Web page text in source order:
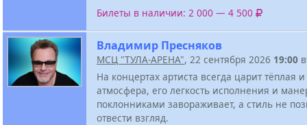
Билеты в наличии: 2 000 — 4 500
Владимир Пресняков
МСЦ "ТУЛА-АРЕНА", 22 сентября 2026 19:00
На концертах артиста всегда царит тёплая
атмосфера, его легкость исполнения и
поклонниками завораживает, а стиль не
отвести взгляд.